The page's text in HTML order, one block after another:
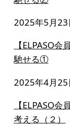
2025年5月23
【ELPASO
馳せる①
2025年4月25
【ELPASO
考える（２）